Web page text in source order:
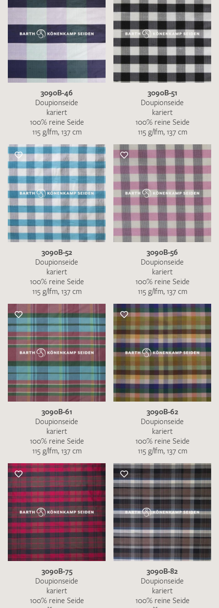
3090B-46
Doupionseide
kariert
100% reine Seide
115 g/lfm, 137 cm
3090B-51
Doupionseide
kariert
100% reine Seide
115 g/lfm, 137 cm
3090B-52
Doupionseide
kariert
100% reine Seide
115 g/lfm, 137 cm
3090B-56
Doupionseide
kariert
100% reine Seide
115 g/lfm, 137 cm
3090B-61
Doupionseide
kariert
100% reine Seide
115 g/lfm, 137 cm
3090B-62
Doupionseide
kariert
100% reine Seide
115 g/lfm, 137 cm
3090B-75
Doupionseide
kariert
100% reine Seide
3090B-82
Doupionseide
kariert
100% reine Seide